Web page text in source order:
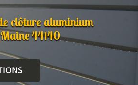
clôture aluminium
44140